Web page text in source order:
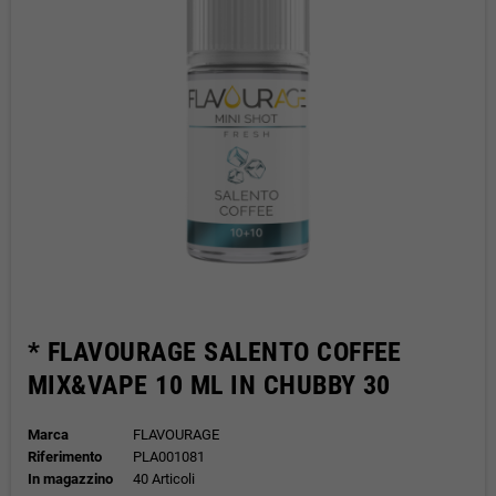
* FLAVOURAGE SALENTO COFFEE
MIX&VAPE 10 ML IN CHUBBY 30
Marca
FLAVOURAGE
Riferimento
PLA001081
In magazzino
40 Articoli